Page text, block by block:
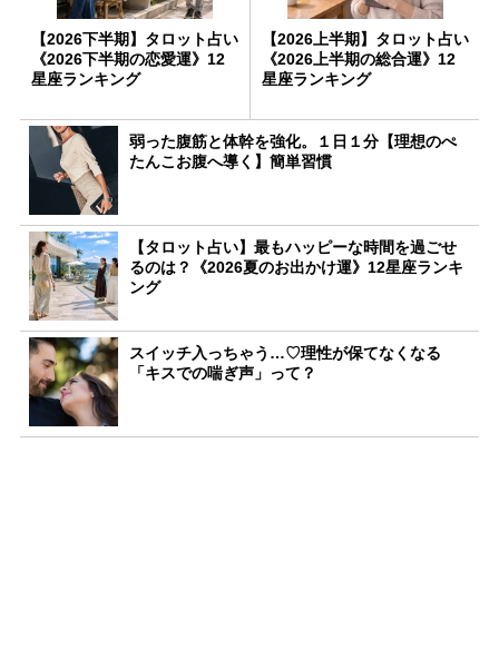
【2026下半期】タロット占い
《2026下半期の恋愛運》12
星座ランキング
【2026上半期】タロット占い
《2026上半期の総合運》12
星座ランキング
弱った腹筋と体幹を強化。１日１分【理想のぺ
たんこお腹へ導く】簡単習慣
【タロット占い】最もハッピーな時間を過ごせ
るのは？《2026夏のお出かけ運》12星座ランキ
ング
スイッチ入っちゃう…♡理性が保てなくなる
「キスでの喘ぎ声」って？